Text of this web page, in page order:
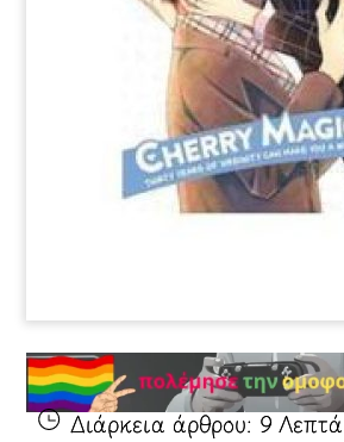
Διάρκεια άρθρου:9Λεπτά